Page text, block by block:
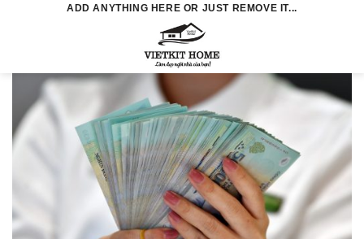
ADD ANYTHING HERE OR JUST REMOVE IT...